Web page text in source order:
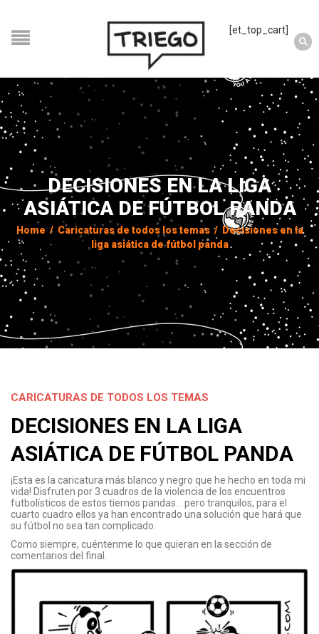
[et_top_cart]
DECISIONES EN LA LIGA
ASIÁTICA DE FÚTBOL PANDA
Home / Caricaturas de todos los temas / Decisiones en la
liga asiática de fútbol panda
CARICATURAS DE TODOS LOS TEMAS
DECISIONES EN LA LIGA
ASIÁTICA DE FÚTBOL PANDA
¡Esta es la caricatura más blanco y negro que he hecho en toda mi
vida! Disfruten por 3 cuadros de la violencia de los encuentros
futbolísticos de estos tiernos pandas… pero tranquilos, para el
cuarto cuadro ellos ya han encontrado una solución que hará que
su fútbol no sea tan complicado.
Como siempre, cuéntenme lo que quieran en la sección de
comentarios del final.